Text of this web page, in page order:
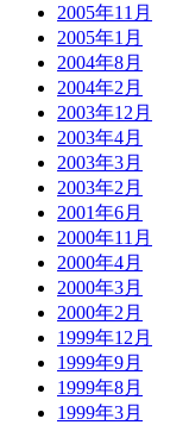
2005年11月
2005年1月
2004年8月
2004年2月
2003年12月
2003年4月
2003年3月
2003年2月
2001年6月
2000年11月
2000年4月
2000年3月
2000年2月
1999年12月
1999年9月
1999年8月
1999年3月